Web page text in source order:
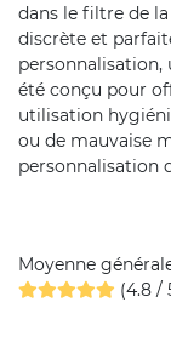
dans le filtre de
discrète et
personnalisation,
été conçu pour
utilisation
ou de mauvaise
personnalisation
Moyenne
(4.8 /